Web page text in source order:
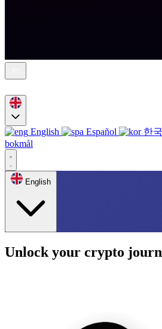
English Español 한
bokmål
English
Unlock your crypto